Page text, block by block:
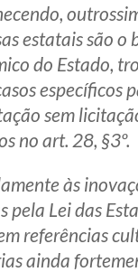
estatais são o
do Estado,
específicos
sem
no art. 28, §3º.
às
pela Lei das
referências
ainda